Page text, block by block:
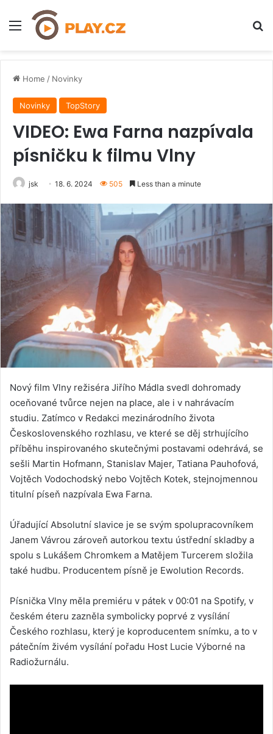
Menu
Home / Novinky
Novinky TopStory
VIDEO: Ewa Farna nazpívala
písničku k filmu Vlny
jsk 18. 6. 2024 505 Less than a minute
Nový film Vlny režiséra Jiřího Mádla svedl dohromady
oceňované tvůrce nejen na place, ale i v nahrávacím
studiu. Zatímco v Redakci mezinárodního života
Československého rozhlasu, ve které se děj strhujícího
příběhu inspirovaného skutečnými postavami odehrává, se
sešli Martin Hofmann, Stanislav Majer, Tatiana Pauhofová,
Vojtěch Vodochodský nebo Vojtěch Kotek, stejnojmennou
titulní píseň nazpívala Ewa Farna.
Úřadující Absolutní slavice je se svým spolupracovníkem
Janem Vávrou zároveň autorkou textu ústřední skladby a
spolu s Lukášem Chromkem a Matějem Turcerem složila
také hudbu. Producentem písně je Ewolution Records.
Písnička Vlny měla premiéru v pátek v 00:01 na Spotify, v
českém éteru zazněla symbolicky poprvé z vysílání
Českého rozhlasu, který je koproducentem snímku, a to v
pátečním živém vysílání pořadu Host Lucie Výborné na
Radiožurnálu.